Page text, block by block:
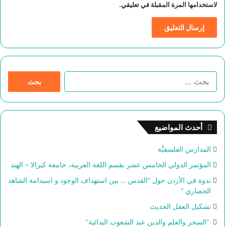
لاستخدامها المرة المقبلة في تعليقي.
ح
أحدث المواضيع
المدارس الفلسفيَّة
المؤتمر الدولي الخامس عشر بقسم اللغة العربية، جامعة كيرالا – الهند
ندوة في الأردن حول “القدس … بين استهداف الوجود و اسيدامة الشاهد
الحضاري “
تشكيل العقل الحديث
“السحر والعلم والدين عند الشعوب البدائية”